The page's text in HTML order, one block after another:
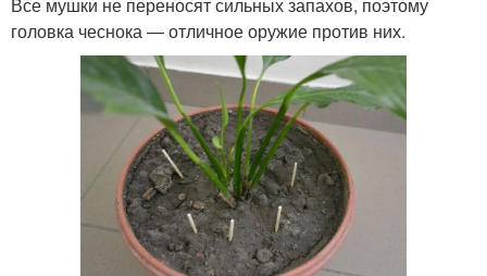
головка чеснока — отличное оружие против них.